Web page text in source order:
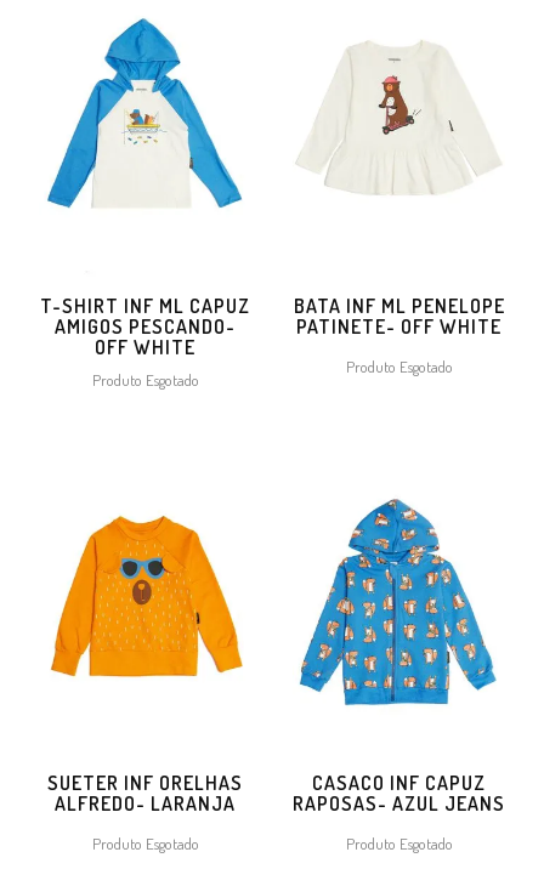
T-SHIRT INF ML CAPUZ
AMIGOS PESCANDO-
OFF WHITE
Produto Esgotado
BATA INF ML PENELOPE
PATINETE- OFF WHITE
Produto Esgotado
SUETER INF ORELHAS
ALFREDO- LARANJA
Produto Esgotado
CASACO INF CAPUZ
RAPOSAS- AZUL JEANS
Produto Esgotado